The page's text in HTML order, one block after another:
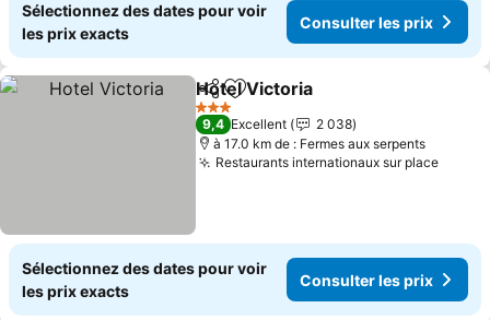
Sélectionnez des dates pour voir
les prix exacts
Consulter les prix
PartagerAjouter à mes favoris
Hotel Victoria
3 Étoiles
9,4 Excellent
2 038
à 17.0 km de : Fermes aux serpents
Restaurants internationaux sur place
Sélectionnez des dates pour voir
les prix exacts
Consulter les prix